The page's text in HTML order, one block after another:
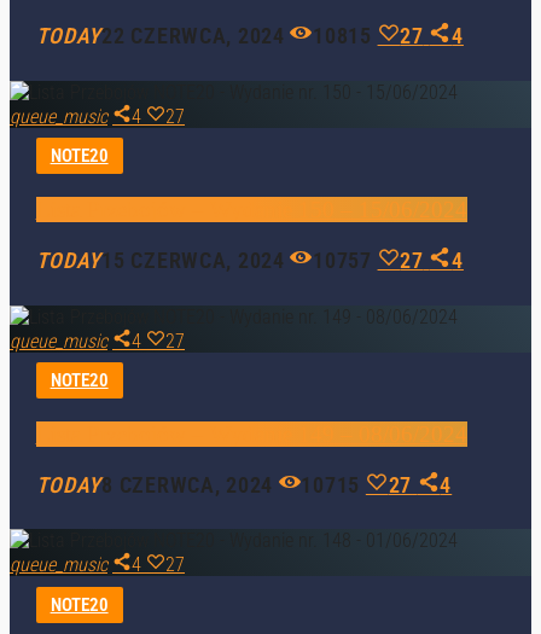
TODAY22 CZERWCA, 2024 10815 27 4
queue_music 4 27
NOTE20
Lista Przebojów – Wydanie 150 – 15/06/2024
TODAY15 CZERWCA, 2024 10757 27 4
queue_music 4 27
NOTE20
Lista Przebojów – Wydanie 149 – 08/06/2024
TODAY8 CZERWCA, 2024 10715 27 4
queue_music 4 27
NOTE20